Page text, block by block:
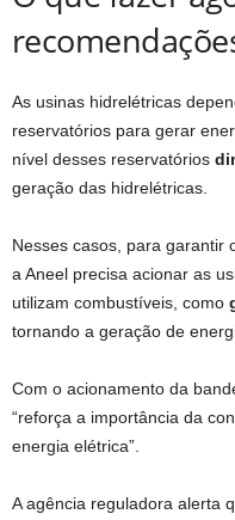
As usinas hidrelétricas
reservatórios para gerar
nível desses reservatórios
geração das hidrelétricas.
Nesses casos, para garantir
a Aneel precisa acionar as
utilizam combustíveis, como
tornando a geração de
Com o acionamento da
“reforça a importância da
energia elétrica”.
A agência reguladora alerta